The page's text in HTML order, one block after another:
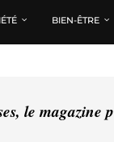
BIEN-ÊTRE
le